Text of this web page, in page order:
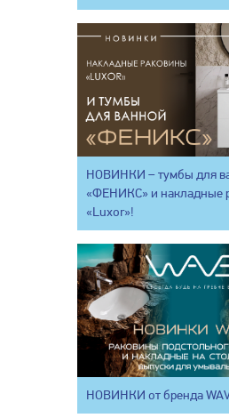
НОВИНКИ – тумбы для
«ФЕНИКС» и накладные
«Luxor»!
НОВИНКИ от бренда